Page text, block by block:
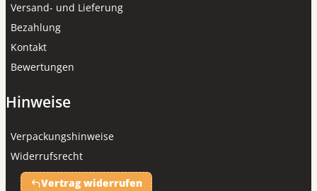
Versand- und Lieferung
Bezahlung
Kontakt
Bewertungen
Hinweise
Verpackungshinweise
Widerrufsrecht
Vertrag widerrufen